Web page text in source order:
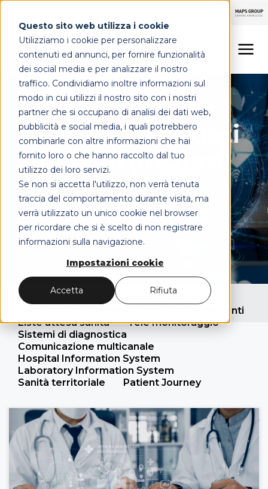
Questo sito web utilizza i cookie
Utilizziamo i cookie per personalizzare
contenuti ed annunci, per fornire funzionalità
dei social media e per analizzare il nostro
traffico. Condividiamo inoltre informazioni sul
modo in cui utilizzi il nostro sito con i nostri
partner che si occupano di analisi dei dati web,
pubblicità e social media, i quali potrebbero
combinarle con altre informazioni che hai
fornito loro o che hanno raccolto dal tuo
utilizzo dei loro servizi.
Se non si accetta l'utilizzo, non verrà tenuta
traccia del comportamento durante visita, ma
verrà utilizzato un unico cookie nel browser
per ricordare che si è scelto di non registrare
informazioni sulla navigazione.
Impostazioni cookie
Accetta Rifiuta
LINEE DI OFFERTA
MAPS HEALTHCARE
FOCUS
CONTATTI
Data Driven Governance
Gestione dei dati
non strutturati:
dal caos
all'efficienza
Sanità digitale
Patient Experience
Gestione pazienti
Liste attesa sanità
Tele monitoraggio
Sistemi di diagnostica
Comunicazione multicanale
Hospital Information System
Laboratory Information System
Sanità territoriale
Patient Journey